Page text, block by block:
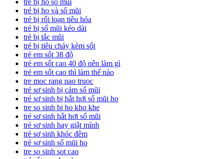
trẻ bị ho và sổ mũi
trẻ bị rối loạn tiêu hóa
trẻ bị sổ mũi kéo dài
trẻ bị tắc mũi
trẻ bị tiêu chảy kèm sốt
trẻ em sốt 38 độ
trẻ em sốt cao 40 độ nên làm gì
trẻ em sốt cao thì làm thế nào
tre moc rang nao truoc
trẻ sơ sinh bị cảm sổ mũi
trẻ sơ sinh bị hắt hơi sổ mũi ho
tre so sinh bi ho kho khe
trẻ sơ sinh hắt hơi sổ mũi
trẻ sơ sinh hay giật mình
trẻ sơ sinh khóc đêm
trẻ sơ sinh sổ mũi ho
tre so sinh sot cao